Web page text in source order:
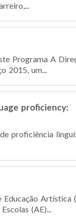
Programa A
2015, um...
proficiency:
proficiência
Artística
(AE)...